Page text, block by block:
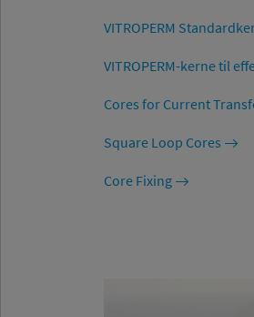
VITROPERM
VITROPERM-kerne til
Cores for Current
Square Loop Cores
Core Fixing